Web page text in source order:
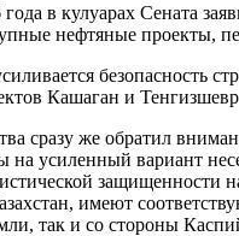
в кулуарах Сената
нефтяные проекты,
безопасность
Кашаган и
сразу же обратил
на усиленный вариант
имеют
так и со стороны